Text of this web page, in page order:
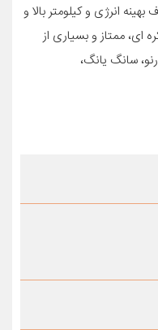
انرژی و کیلومتر بالا و
­ای، ممتاز و بسیاری از
سانگ یانگ،